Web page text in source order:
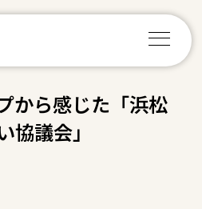
から感じた「浜松
協議会」